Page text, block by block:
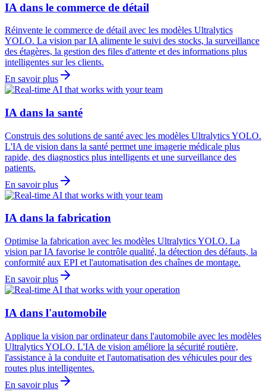
IA dans le commerce de détail
Réinvente le commerce de détail avec les modèles Ultralytics
YOLO. La vision par IA alimente le suivi des stocks, la surveillance
des étagères, la gestion des files d'attente et des informations plus
intelligentes sur les clients.
En savoir plus
IA dans la santé
Construis des solutions de santé avec les modèles Ultralytics YOLO.
L'IA de vision dans la santé permet une imagerie médicale plus
rapide, des diagnostics plus intelligents et une surveillance des
patients.
En savoir plus
IA dans la fabrication
Optimise la fabrication avec les modèles Ultralytics YOLO. La
vision par IA favorise le contrôle qualité, la détection des défauts, la
conformité aux EPI et l'automatisation des chaînes de montage.
En savoir plus
IA dans l'automobile
Applique la vision par ordinateur dans l'automobile avec les modèles
Ultralytics YOLO. L'IA de vision améliore la sécurité routière,
l'assistance à la conduite et l'automatisation des véhicules pour des
routes plus intelligentes.
En savoir plus